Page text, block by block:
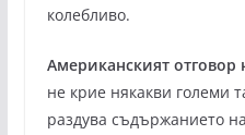
колебливо.
Американският
не крие някакви големи
раздува съдържанието